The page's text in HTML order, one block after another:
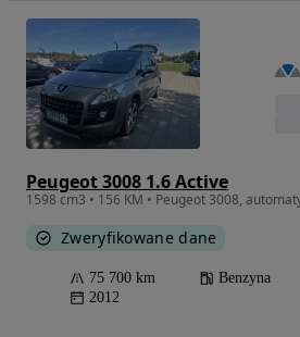
Peugeot 3008 1.6 Active
Zweryfikowane dane
75 700 km Benzyna
2012